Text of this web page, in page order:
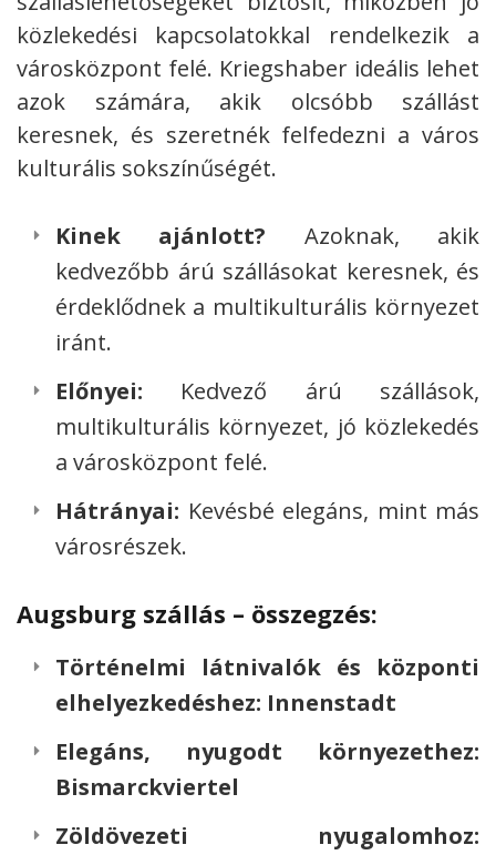
közlekedési kapcsolatokkal rendelkezik a
városközpont felé. Kriegshaber ideális lehet
azok számára, akik olcsóbb szállást
keresnek, és szeretnék felfedezni a város
kulturális sokszínűségét.
Kinek ajánlott? Azoknak, akik
kedvezőbb árú szállásokat keresnek, és
érdeklődnek a multikulturális környezet
iránt.
Előnyei: Kedvező árú szállások,
multikulturális környezet, jó közlekedés
a városközpont felé.
Hátrányai: Kevésbé elegáns, mint más
városrészek.
Augsburg szállás – összegzés:
Történelmi látnivalók és központi
elhelyezkedéshez: Innenstadt
Elegáns, nyugodt környezethez:
Bismarckviertel
Zöldövezeti nyugalomhoz: